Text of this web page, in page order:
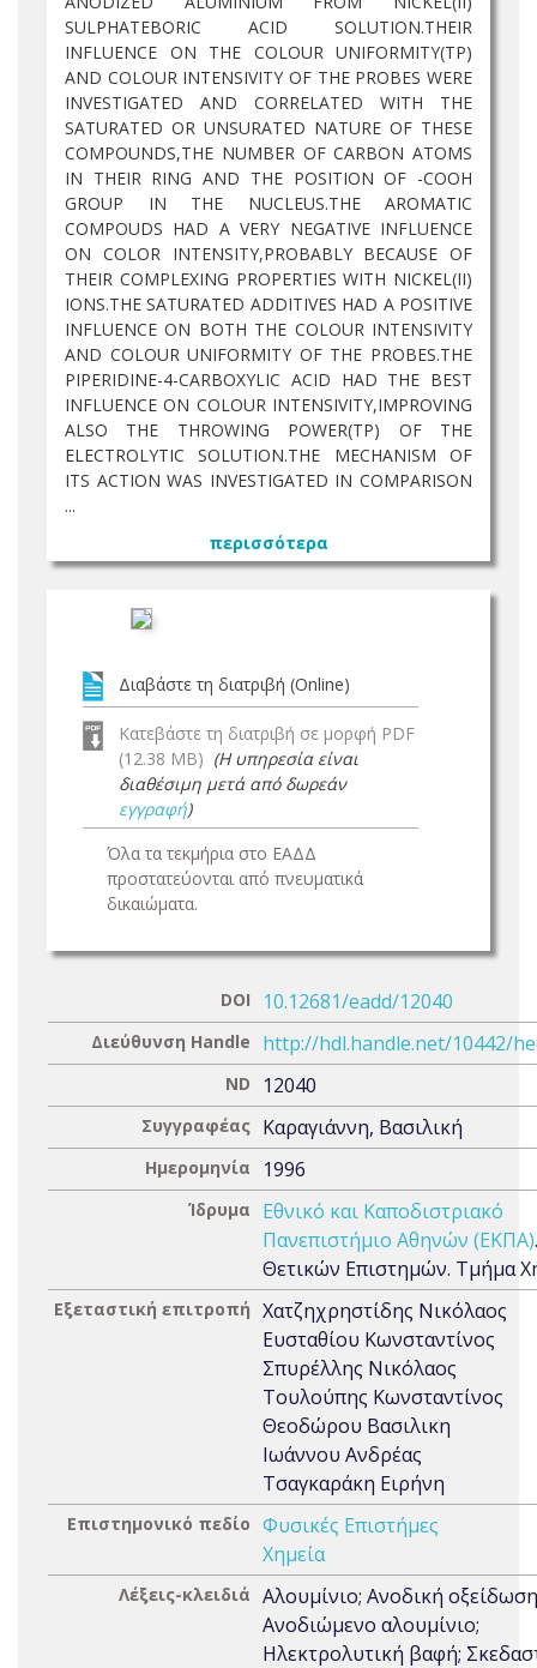
SULPHATEBORIC ACID SOLUTION.THEIR
INFLUENCE ON THE COLOUR UNIFORMITY(TP)
AND COLOUR INTENSIVITY OF THE PROBES WERE
INVESTIGATED AND CORRELATED WITH THE
SATURATED OR UNSURATED NATURE OF THESE
COMPOUNDS,THE NUMBER OF CARBON ATOMS
IN THEIR RING AND THE POSITION OF -COOH
GROUP IN THE NUCLEUS.THE AROMATIC
COMPOUDS HAD A VERY NEGATIVE INFLUENCE
ON COLOR INTENSITY,PROBABLY BECAUSE OF
THEIR COMPLEXING PROPERTIES WITH NICKEL(II)
IONS.THE SATURATED ADDITIVES HAD A POSITIVE
INFLUENCE ON BOTH THE COLOUR INTENSIVITY
AND COLOUR UNIFORMITY OF THE PROBES.THE
PIPERIDINE-4-CARBOXYLIC ACID HAD THE BEST
INFLUENCE ON COLOUR INTENSIVITY,IMPROVING
ALSO THE THROWING POWER(TP) OF THE
ELECTROLYTIC SOLUTION.THE MECHANISM OF
ITS ACTION WAS INVESTIGATED IN COMPARISON
...
περισσότερα
Διαβάστε τη διατριβή (Online)
Κατεβάστε τη διατριβή σε μορφή PDF
(12.38 MB) (Η υπηρεσία είναι
διαθέσιμη μετά από δωρεάν
εγγραφή)
Όλα τα τεκμήρια στο ΕΑΔΔ
προστατεύονται από πνευματικά
δικαιώματα.
DOI 10.12681/eadd/12040
Διεύθυνση Handle http://hdl.handle.net/10442/
ND 12040
Συγγραφέας Καραγιάννη, Βασιλική
Ημερομηνία 1996
Ίδρυμα
Εθνικό και Καποδιστριακό
Πανεπιστήμιο Αθηνών (ΕΚΠΑ)
Θετικών Επιστημών. Τμήμα
Εξεταστική επιτροπή Χατζηχρηστίδης Νικόλαος
Ευσταθίου Κωνσταντίνος
Σπυρέλλης Νικόλαος
Τουλούπης Κωνσταντίνος
Θεοδώρου Βασιλικη
Ιωάννου Ανδρέας
Τσαγκαράκη Ειρήνη
Επιστημονικό πεδίο Φυσικές Επιστήμες
Χημεία
Λέξεις-κλειδιά Αλουμίνιο; Ανοδική
Ανοδιώμενο αλουμίνιο;
Ηλεκτρολυτική βαφή;